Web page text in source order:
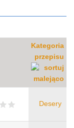
Kategoria
przepisu
Desery